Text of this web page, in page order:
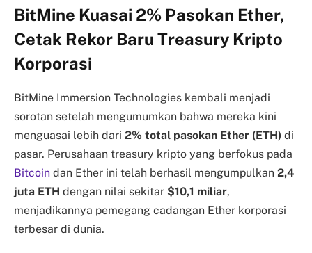
BitMine Kuasai 2% Pasokan Ether,
Cetak Rekor Baru Treasury Kripto
Korporasi
BitMine Immersion Technologies kembali menjadi
sorotan setelah mengumumkan bahwa mereka kini
menguasai lebih dari 2% total pasokan Ether (ETH) di
pasar. Perusahaan treasury kripto yang berfokus pada
Bitcoin dan Ether ini telah berhasil mengumpulkan 2,4
juta ETH dengan nilai sekitar $10,1 miliar,
menjadikannya pemegang cadangan Ether korporasi
terbesar di dunia.